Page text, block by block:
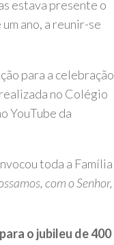
estava presente o
ano, a reunir-se
para a celebração
no Colégio
YouTube da
toda a Família
com o Senhor,
o jubileu de 400